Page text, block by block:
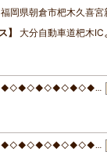
福岡県朝倉市杷木久喜
大分自動車道杷木